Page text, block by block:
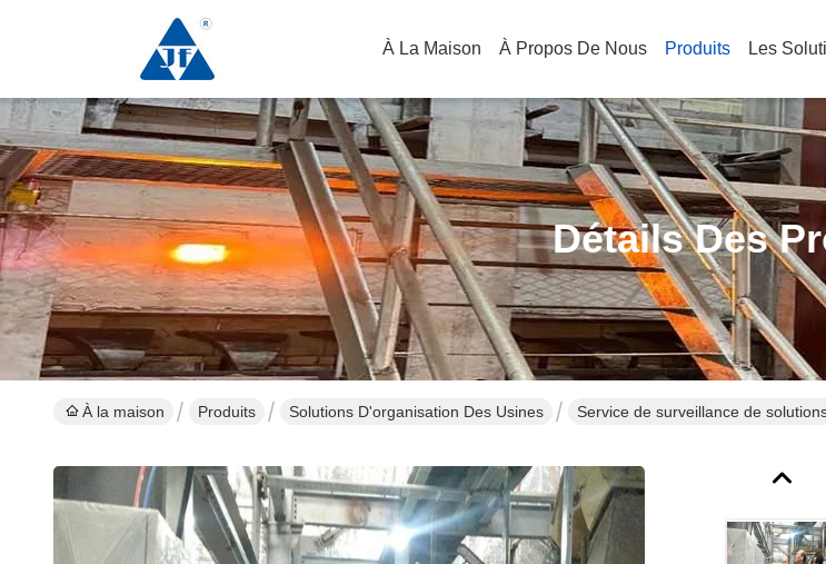
À La Maison À Propos De Nous Produits Les
Détails Des
À la maison Produits Solutions D'organisation Des Usines Service de surveillance de